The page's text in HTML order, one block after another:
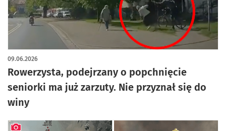
Rowerzysta, podejrzany o popchnięcie
seniorki ma już zarzuty. Nie przyznał się do
winy
09.06.2026